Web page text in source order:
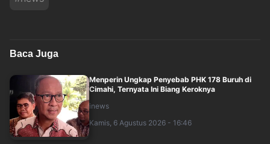
Baca Juga
Menperin Ungkap Penyebab PHK 178 Buruh di
Cimahi, Ternyata Ini Biang Keroknya
inews
Kamis, 6 Agustus 2026 - 16:46